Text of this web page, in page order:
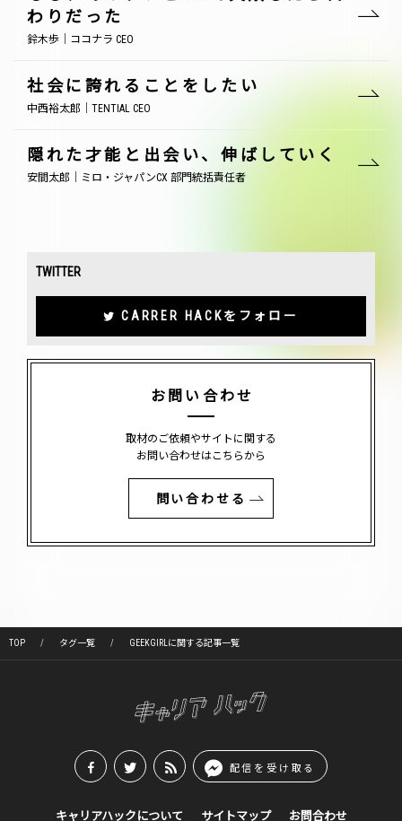
わりだった
鈴木歩｜ココナラ CEO
社会に誇れることをしたい
中西裕太郎｜TENTIAL CEO
隠れた才能と出会い、伸ばしていく
安間太郎｜ミロ・ジャパンCX 部門統括責任者
TWITTER
CARRER HACKをフォロー
お問い合わせ
取材のご依頼やサイトに関する
お問い合わせはこちらから
問い合わせる
TOP タグ一覧 GEEKGIRLに関する記事一覧
配信を受け取る
キャリアハックについて サイトマップ お問合わせ